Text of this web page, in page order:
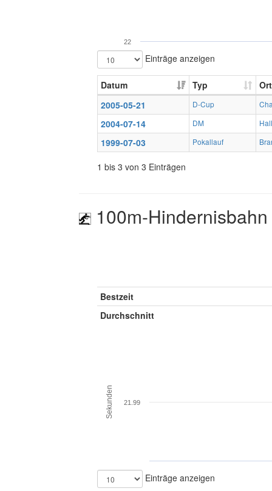
22
Einträge anzeigen
Datum Typ
Ort
2005-05-21
D-Cup
2004-07-14 DM
1999-07-03 Pokallauf
1 bis 3 von 3 Einträgen
100m-
Bestzeit
Durchschnitt
Sekunden 21.99
Einträge anzeigen